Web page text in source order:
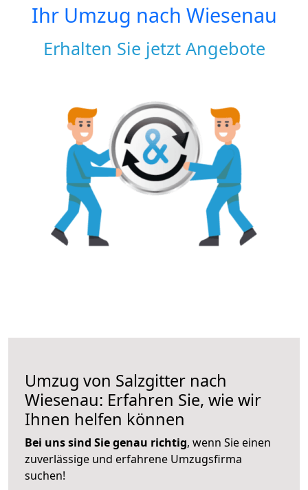
Ihr Umzug nach Wiesenau
Erhalten Sie jetzt Angebote
Umzug von Salzgitter nach
Wiesenau: Erfahren Sie, wie wir
Ihnen helfen können
Bei uns sind Sie genau richtig, wenn Sie einen
zuverlässige und erfahrene Umzugsfirma
suchen!